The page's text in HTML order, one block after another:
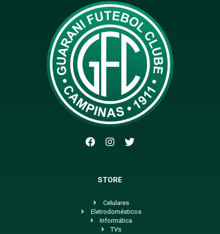
STORE
Celulares
Eletrodomésticos
Informática
TVs